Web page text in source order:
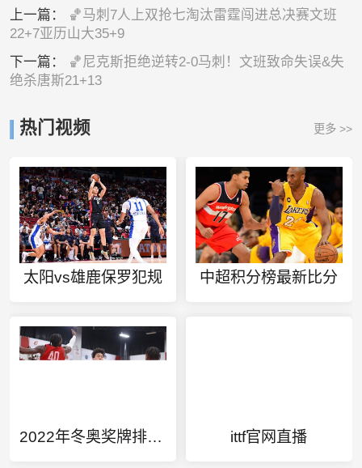
上一篇：
🏀马刺7人上双抢七淘汰雷霆闯进总决赛文班
22+7亚历山大35+9
下一篇：
🏀尼克斯拒绝逆转2-0马刺！文班致命失误&失
绝杀唐斯21+13
热门视频 更多 >>
太阳vs雄鹿保罗犯规 中超积分榜最新比分
2022年冬奥奖牌排行榜 ittf官网直播